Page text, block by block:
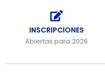
INSCRIPCIONES
Abiertas para 2026